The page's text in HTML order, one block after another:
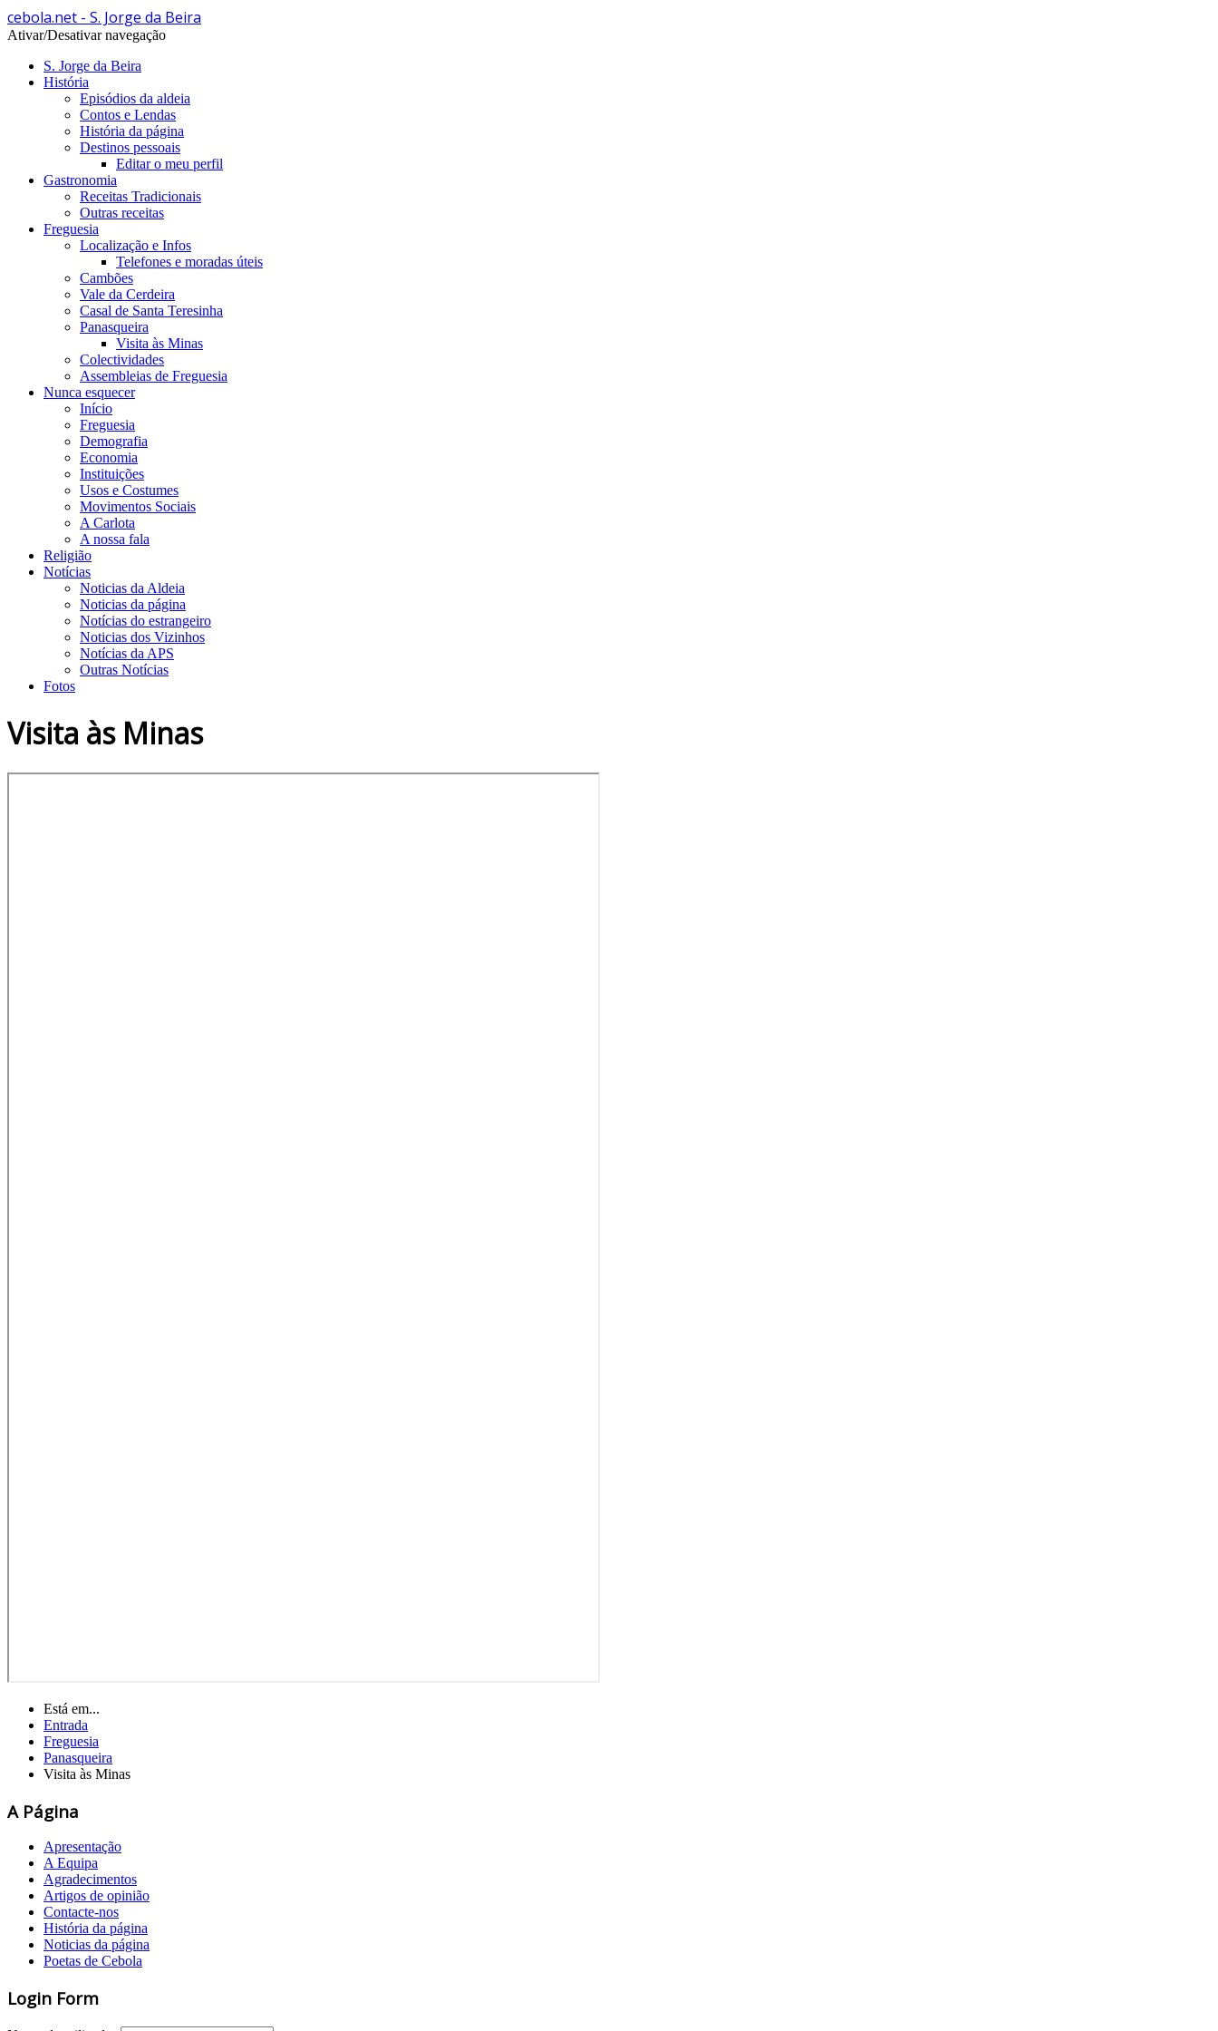
cebola.net - S. Jorge da Beira
Ativar/Desativar navegação
S. Jorge da Beira
História
Episódios da aldeia
Contos e Lendas
História da página
Destinos pessoais
Editar o meu perfil
Gastronomia
Receitas Tradicionais
Outras receitas
Freguesia
Localização e Infos
Telefones e moradas úteis
Cambões
Vale da Cerdeira
Casal de Santa Teresinha
Panasqueira
Visita às Minas
Colectividades
Assembleias de Freguesia
Nunca esquecer
Início
Freguesia
Demografia
Economia
Instituições
Usos e Costumes
Movimentos Sociais
A Carlota
A nossa fala
Religião
Notícias
Noticias da Aldeia
Noticias da página
Notícias do estrangeiro
Noticias dos Vizinhos
Notícias da APS
Outras Notícias
Fotos
Visita às Minas
Está em...
Entrada
Freguesia
Panasqueira
Visita às Minas
A Página
Apresentação
A Equipa
Agradecimentos
Artigos de opinião
Contacte-nos
História da página
Noticias da página
Poetas de Cebola
Login Form